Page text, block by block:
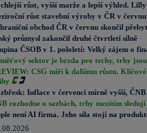
růst, vyšší marže a lepší výhled.
růst stavební výroby v ČR v
obchod ČR v červnu skončil
průmysl zakončil druhé čtvrtletí silně
ČSOB v 1. pololetí: Velký zájem o
sektor je brzda pro techy, trhy jsou
CSG míří k dalšímu růstu.
Inflace v červenci mírně vyšší, ČNB
rozhodne o sazbách, trhy mezitím
není AI firma. Jeho síla stojí na